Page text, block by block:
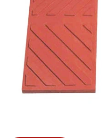
Ngày hết hạn:
Điều kiện: